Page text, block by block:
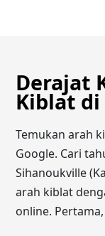
Derajat
Kiblat
Temukan arah
Google. Cari
Sihanoukville
arah kiblat
online.